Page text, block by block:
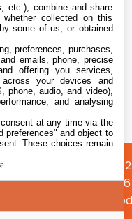
plusieurs
©
2026
etc.), combine and share
collected on this
some of us, or obtained
preferences, purchases,
emails, phone, precise
offering you services,
your devices and
phone, audio, and video),
and analysing
at any time via the
preferences" and object to
These choices remain